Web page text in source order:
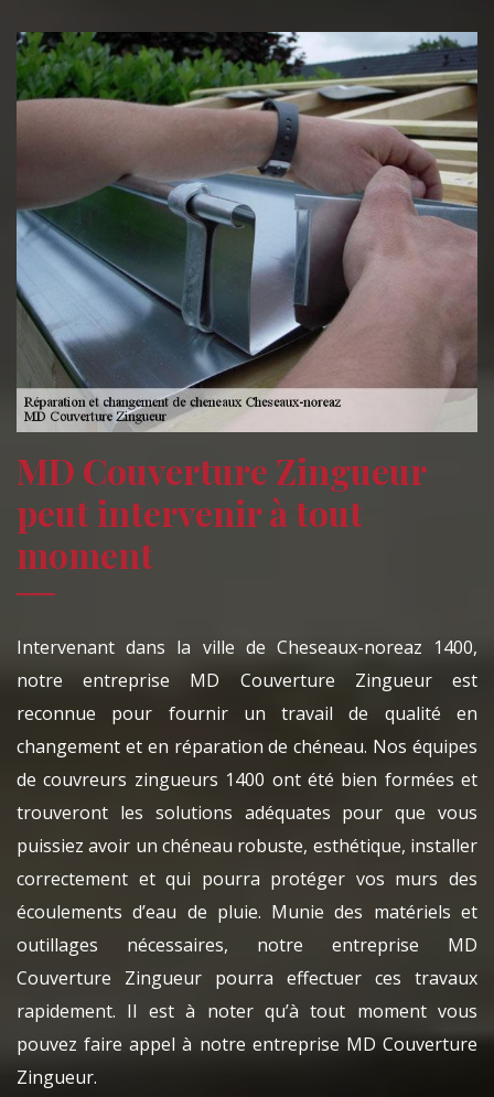
MD Couverture Zingueur
peut intervenir à tout
moment
Intervenant dans la ville de Cheseaux-noreaz 1400,
notre entreprise MD Couverture Zingueur est
reconnue pour fournir un travail de qualité en
changement et en réparation de chéneau. Nos équipes
de couvreurs zingueurs 1400 ont été bien formées et
trouveront les solutions adéquates pour que vous
puissiez avoir un chéneau robuste, esthétique, installer
correctement et qui pourra protéger vos murs des
écoulements d’eau de pluie. Munie des matériels et
outillages nécessaires, notre entreprise MD
Couverture Zingueur pourra effectuer ces travaux
rapidement. Il est à noter qu’à tout moment vous
pouvez faire appel à notre entreprise MD Couverture
Zingueur.